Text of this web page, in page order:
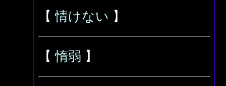
【情けない 】
【惰弱 】